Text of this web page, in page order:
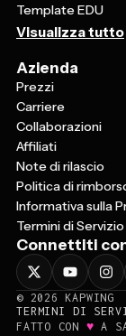
Template EDU
Visualizza tutto
Azienda
Prezzi
Carriere
Collaborazioni
Affiliati
Note di rilascio
Politica di
Informativa sulla
Termini di Servizio
Connettiti
© 2026
KAPWING
TERMINI DI
FATTO CON ♥ A